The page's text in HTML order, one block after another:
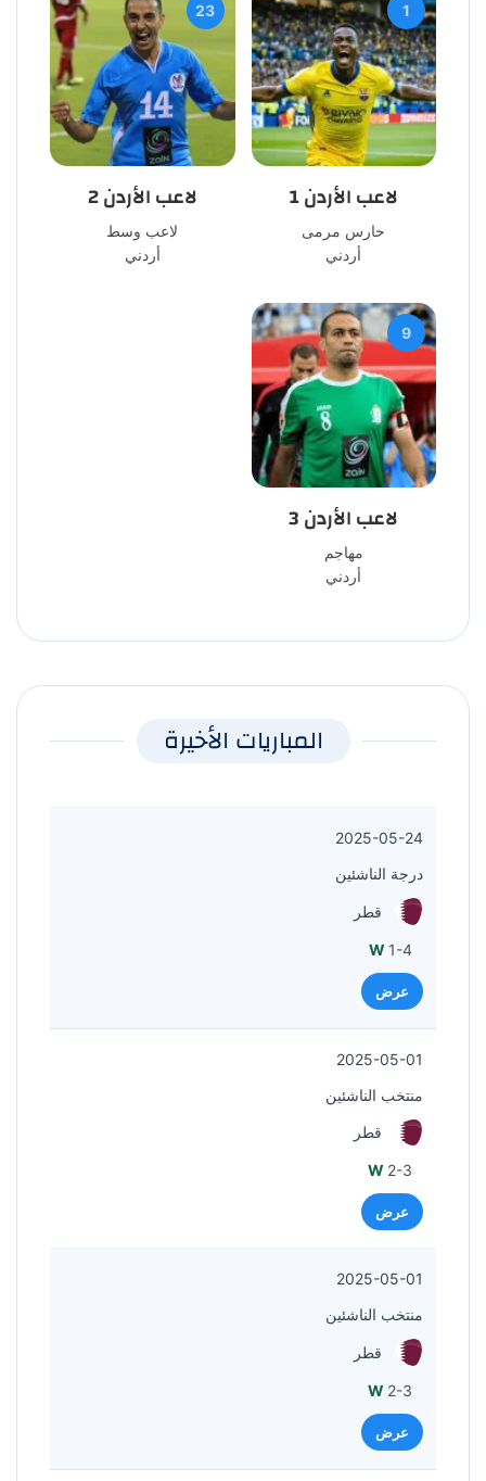
1
لاعب الأردن 1
حارس مرمى
أردني
23
لاعب الأردن 2
لاعب وسط
أردني
9
لاعب الأردن 3
مهاجم
أردني
المباريات الأخيرة
2025-05-24
درجة الناشئين
قطر
W 1-4
عرض
2025-05-01
منتخب الناشئين
قطر
W 2-3
عرض
2025-05-01
منتخب الناشئين
قطر
W 2-3
عرض